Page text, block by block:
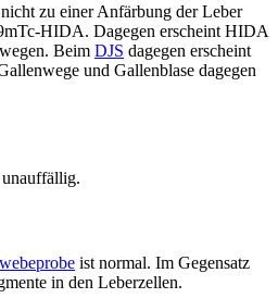
zu einer Anfärbung der Leber
HIDA. Dagegen erscheint HIDA
Beim DJS dagegen erscheint
und Gallenblase dagegen
ist normal. Im Gegensatz
in den Leberzellen.